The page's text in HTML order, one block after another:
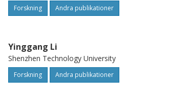
Forskning Andra publikationer
Yinggang Li
Shenzhen Technology University
Forskning Andra publikationer